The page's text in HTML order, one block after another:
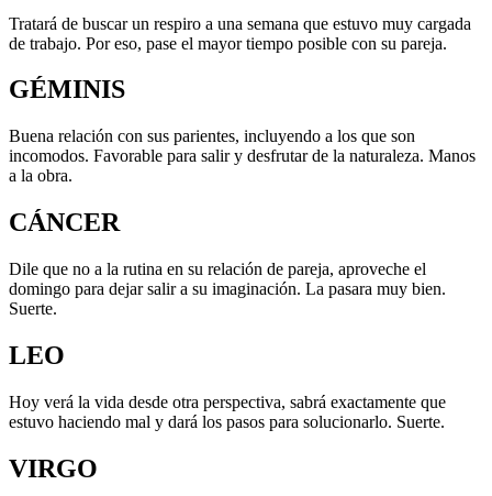
Tratará de buscar un respiro a una semana que estuvo muy cargada
de trabajo. Por eso, pase el mayor tiempo posible con su pareja.
GÉMINIS
Buena relación con sus parientes, incluyendo a los que son
incomodos. Favorable para salir y desfrutar de la naturaleza. Manos
a la obra.
CÁNCER
Dile que no a la rutina en su relación de pareja, aproveche el
domingo para dejar salir a su imaginación. La pasara muy bien.
Suerte.
LEO
Hoy verá la vida desde otra perspectiva, sabrá exactamente que
estuvo haciendo mal y dará los pasos para solucionarlo. Suerte.
VIRGO